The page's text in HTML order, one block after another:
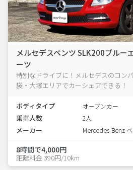
メルセデスベンツ SLK200ブルー
ーツ
特別なドライブに！メルセデスのコン
袋・大塚エリアでカーシェアできる！
ボディタイプ オープンカー
乗車人数 2人
メーカー Mercedes-Benz
8時間で4,000円
距離料金 390円/10km